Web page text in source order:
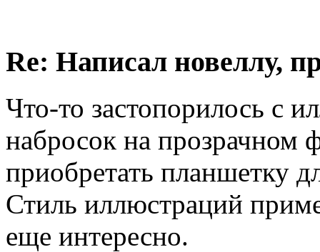
Re: Написал новеллу,
Что-то застопорилось с
набросок на прозрачном
приобретать планшетку
Стиль иллюстраций
еще интересно.